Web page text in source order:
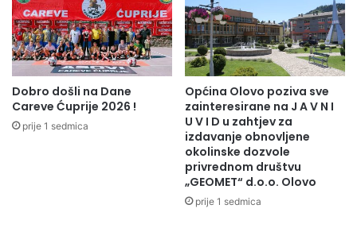
e
r
a
E
P
E
T
R
O
V
I
Dobro došli na Dane
Careve Ćuprije 2026 !
prije 1 sedmica
Općina Olovo poziva sve
zainteresirane na J A V N I
U V I D u zahtjev za
izdavanje obnovljene
okolinske dozvole
privrednom društvu
„GEOMET“ d.o.o. Olovo
prije 1 sedmica